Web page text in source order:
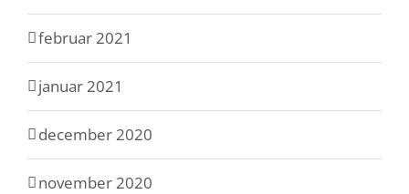
februar 2021
januar 2021
december 2020
november 2020